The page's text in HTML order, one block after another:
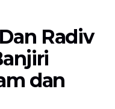
Radiv
dan